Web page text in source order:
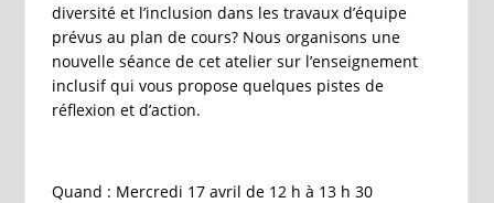
diversité et l’inclusion dans les travaux d’équipe
prévus au plan de cours? Nous organisons une
nouvelle séance de cet atelier sur l’enseignement
inclusif qui vous propose quelques pistes de
réflexion et d’action.
Quand : Mercredi 17 avril de 12 h à 13 h 30